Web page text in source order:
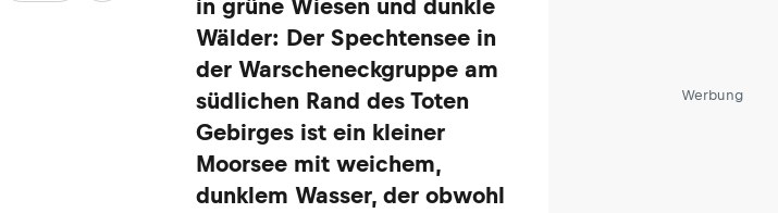
Werbung
in grüne Wiesen und dunkle
Wälder: Der Spechtensee in
der Warscheneckgruppe am
südlichen Rand des Toten
Gebirges ist ein kleiner
Moorsee mit weichem,
dunklem Wasser, der obwohl